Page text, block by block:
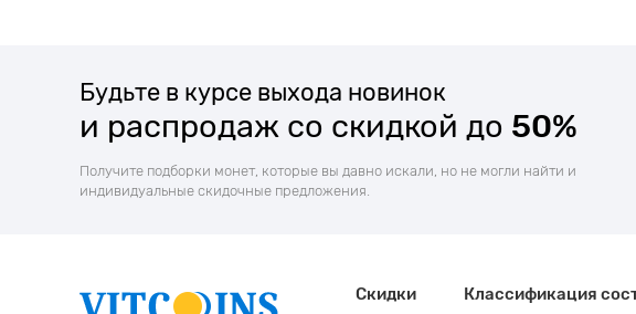
Будьте в курсе выхода новинок
и распродаж со скидкой до 50%
Получите подборки монет, которые вы давно искали, но не могли найти и
индивидуальные скидочные предложения.
Скидки Классификация